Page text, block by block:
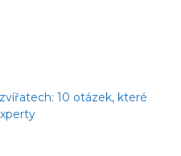
10 otázek, které